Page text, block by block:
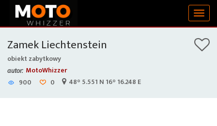
Zamek Liechtenstein
obiekt zabytkowy
autor: MotoWhizzer
900
0 48° 5.551 N 16° 16.248 E